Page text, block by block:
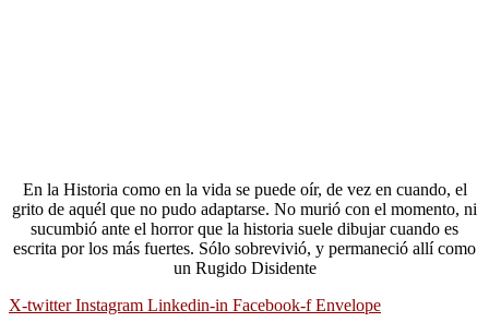
En la Historia como en la vida se puede oír, de vez en cuando, el
grito de aquél que no pudo adaptarse. No murió con el momento, ni
sucumbió ante el horror que la historia suele dibujar cuando es
escrita por los más fuertes. Sólo sobrevivió, y permaneció allí como
un Rugido Disidente
X-twitter Instagram Linkedin-in Facebook-f Envelope